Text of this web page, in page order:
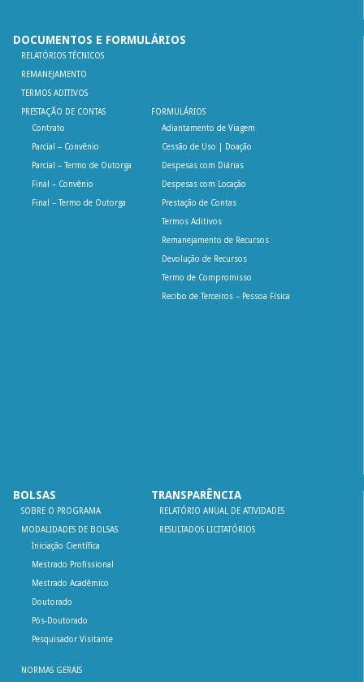
DOCUMENTOS E FORMULÁRIOS
RELATÓRIOS TÉCNICOS
REMANEJAMENTO
TERMOS ADITIVOS
PRESTAÇÃO DE CONTAS
Contrato
Parcial – Convênio
Parcial – Termo de Outorga
Final – Convênio
Final – Termo de Outorga
FORMULÁRIOS
Adiantamento de Viagem
Cessão de Uso | Doação
Despesas com Diárias
Despesas com Locação
Prestação de Contas
Termos Aditivos
Remanejamento de Recursos
Devolução de Recursos
Termo de Compromisso
Recibo de Terceiros – Pessoa Física
BOLSAS
SOBRE O PROGRAMA
MODALIDADES DE BOLSAS
Iniciação Científica
Mestrado Profissional
Mestrado Acadêmico
Doutorado
Pós-Doutorado
Pesquisador Visitante
NORMAS GERAIS
TRANSPARÊNCIA
RELATÓRIO ANUAL DE ATIVIDADES
RESULTADOS LICITATÓRIOS